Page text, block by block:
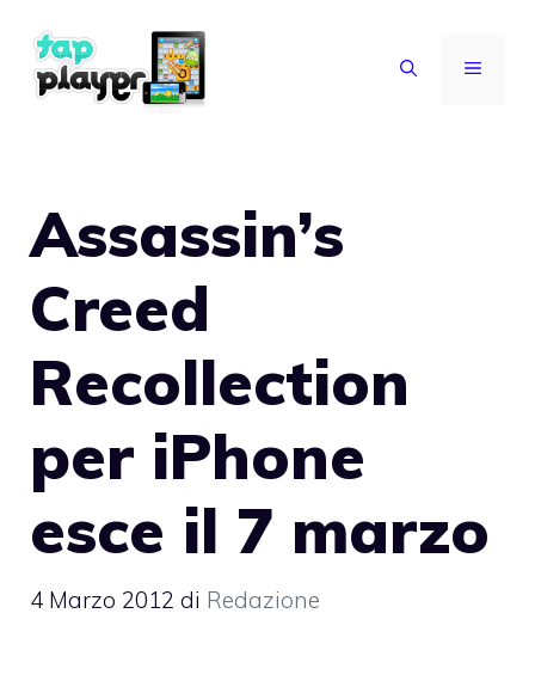
contenuto
MENU
Assassin’s
Creed
Recollection
per iPhone
esce il 7 marzo
4 Marzo 2012 di Redazione